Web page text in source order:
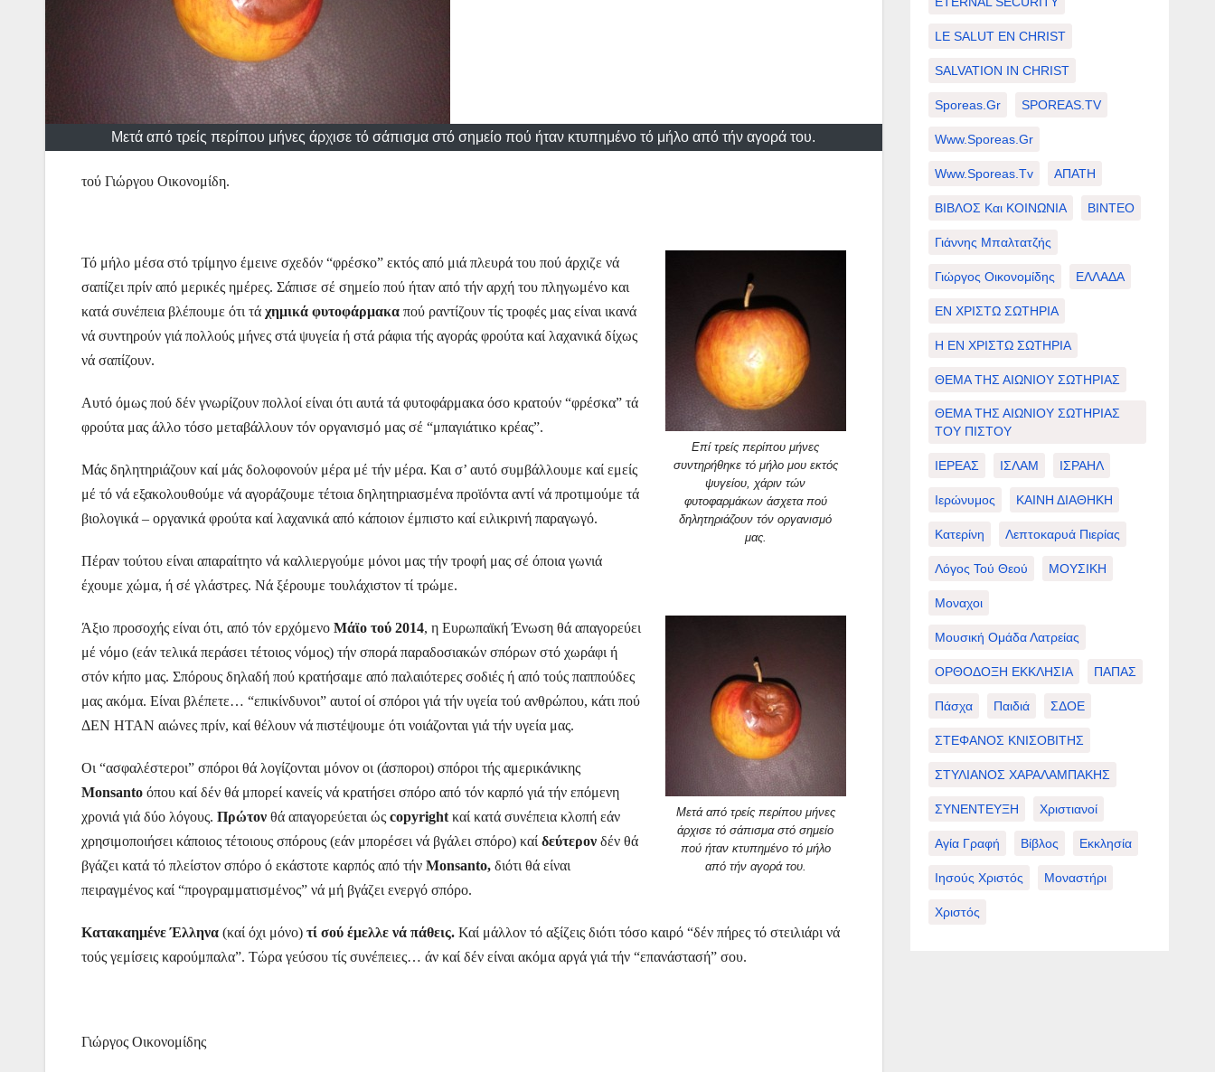
Μετά από τρείς περίπου μήνες άρχισε τό σάπισμα στό σημείο πού ήταν κτυπημένο τό μήλο από τήν αγορά του.
τού Γιώργου Οικονομίδη.
Επί τρείς περίπου μήνες
συντηρήθηκε τό μήλο μου εκτός
ψυγείου, χάριν τών
φυτοφαρμάκων άσχετα πού
δηλητηριάζουν τόν οργανισμό
μας.
Τό μήλο μέσα στό τρίμηνο έμεινε σχεδόν “φρέσκο” εκτός από μιά πλευρά του πού άρχιζε νά
σαπίζει πρίν από μερικές ημέρες. Σάπισε σέ σημείο πού ήταν από τήν αρχή του πληγωμένο και
κατά συνέπεια βλέπουμε ότι τά χημικά φυτοφάρμακα πού ραντίζουν τίς τροφές μας είναι ικανά
νά συντηρούν γιά πολλούς μήνες στά ψυγεία ή στά ράφια τής αγοράς φρούτα καί λαχανικά δίχως
νά σαπίζουν.
Αυτό όμως πού δέν γνωρίζουν πολλοί είναι ότι αυτά τά φυτοφάρμακα όσο κρατούν “φρέσκα” τά
φρούτα μας άλλο τόσο μεταβάλλουν τόν οργανισμό μας σέ “μπαγιάτικο κρέας”.
Μάς δηλητηριάζουν καί μάς δολοφονούν μέρα μέ τήν μέρα. Και σ’ αυτό συμβάλλουμε καί εμείς
μέ τό νά εξακολουθούμε νά αγοράζουμε τέτοια δηλητηριασμένα προϊόντα αντί νά προτιμούμε τά
βιολογικά – οργανικά φρούτα καί λαχανικά από κάποιον έμπιστο καί ειλικρινή παραγωγό.
Πέραν τούτου είναι απαραίτητο νά καλλιεργούμε μόνοι μας τήν τροφή μας σέ όποια γωνιά
έχουμε χώμα, ή σέ γλάστρες. Νά ξέρουμε τουλάχιστον τί τρώμε.
Μετά από τρείς περίπου μήνες
άρχισε τό σάπισμα στό σημείο
πού ήταν κτυπημένο τό μήλο
από τήν αγορά του.
Άξιο προσοχής είναι ότι, από τόν ερχόμενο Μάϊο τού 2014, η Ευρωπαϊκή Ένωση θά απαγορεύει
μέ νόμο (εάν τελικά περάσει τέτοιος νόμος) τήν σπορά παραδοσιακών σπόρων στό χωράφι ή
στόν κήπο μας. Σπόρους δηλαδή πού κρατήσαμε από παλαιότερες σοδιές ή από τούς παππούδες
μας ακόμα. Είναι βλέπετε… “επικίνδυνοι” αυτοί οί σπόροι γιά τήν υγεία τού ανθρώπου, κάτι πού
ΔΕΝ ΗΤΑΝ αιώνες πρίν, καί θέλουν νά πιστέψουμε ότι νοιάζονται γιά τήν υγεία μας.
Οι “ασφαλέστεροι” σπόροι θά λογίζονται μόνον οι (άσποροι) σπόροι τής αμερικάνικης
Monsanto όπου καί δέν θά μπορεί κανείς νά κρατήσει σπόρο από τόν καρπό γιά τήν επόμενη
χρονιά γιά δύο λόγους. Πρώτον θά απαγορεύεται ώς copyright καί κατά συνέπεια κλοπή εάν
χρησιμοποιήσει κάποιος τέτοιους σπόρους (εάν μπορέσει νά βγάλει σπόρο) καί δεύτερον δέν θά
βγάζει κατά τό πλείστον σπόρο ό εκάστοτε καρπός από τήν Monsanto, διότι θά είναι
πειραγμένος καί “προγραμματισμένος” νά μή βγάζει ενεργό σπόρο.
Κατακαημένε Έλληνα (καί όχι μόνο) τί σού έμελλε νά πάθεις. Καί μάλλον τό αξίζεις διότι τόσο καιρό “δέν πήρες τό στειλιάρι νά
τούς γεμίσεις καρούμπαλα”. Τώρα γεύσου τίς συνέπειες… άν καί δέν είναι ακόμα αργά γιά τήν “επανάστασή” σου.
Γιώργος Οικονομίδης
LE SALUT EN CHRIST
SALVATION IN CHRIST
Sporeas.gr SPOREAS.TV
Www.sporeas.gr
Www.sporeas.tv ΑΠΑΤΗ
ΒΙΒΛΟΣ Και ΚΟΙΝΩΝΙΑ ΒΙΝΤΕΟ
Γιάννης Μπαλτατζής
Γιώργος Οικονομίδης ΕΛΛΑΔΑ
ΕΝ ΧΡΙΣΤΩ ΣΩΤΗΡΙΑ
Η ΕΝ ΧΡΙΣΤΩ ΣΩΤΗΡΙΑ
ΘΕΜΑ ΤΗΣ ΑΙΩΝΙΟΥ ΣΩΤΗΡΙΑΣ
ΘΕΜΑ ΤΗΣ ΑΙΩΝΙΟΥ ΣΩΤΗΡΙΑΣ
ΤΟΥ ΠΙΣΤΟΥ
ΙΕΡΕΑΣ ΙΣΛΑΜ ΙΣΡΑΗΛ
Ιερώνυμος ΚΑΙΝΗ ΔΙΑΘΗΚΗ
Κατερίνη Λεπτοκαρυά Πιερίας
Λόγος Τού Θεού ΜΟΥΣΙΚΗ
Μοναχοι
Μουσική Ομάδα Λατρείας
ΟΡΘΟΔΟΞΗ ΕΚΚΛΗΣΙΑ ΠΑΠΑΣ
Πάσχα Παιδιά ΣΔΟΕ
ΣΤΕΦΑΝΟΣ ΚΝΙΣΟΒΙΤΗΣ
ΣΤΥΛΙΑΝΟΣ ΧΑΡΑΛΑΜΠΑΚΗΣ
ΣΥΝΕΝΤΕΥΞΗ Χριστιανοί
Αγία Γραφή Βίβλος Εκκλησία
Ιησούς Χριστός Μοναστήρι
Χριστός